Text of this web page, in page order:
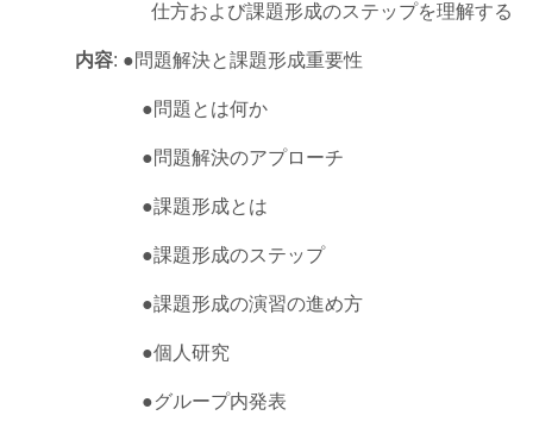
仕方および課題形成のステップを理解する
内容: ●問題解決と課題形成重要性
●問題とは何か
●問題解決のアプローチ
●課題形成とは
●課題形成のステップ
●課題形成の演習の進め方
●個人研究
●グループ内発表